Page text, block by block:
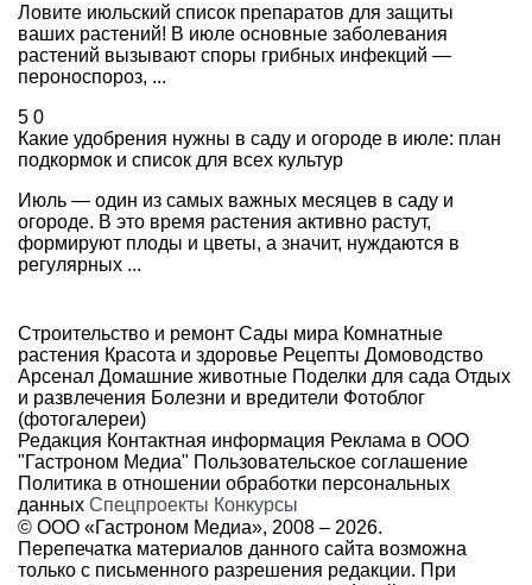
Ловите июльский список препаратов для защиты
ваших растений! В июле основные заболевания
растений вызывают споры грибных инфекций —
пероноспороз, ...
5 0
Какие удобрения нужны в саду и огороде в июле: план
подкормок и список для всех культур
Июль — один из самых важных месяцев в саду и
огороде. В это время растения активно растут,
формируют плоды и цветы, а значит, нуждаются в
регулярных ...
Строительство и ремонт Сады мира Комнатные
растения Красота и здоровье Рецепты Домоводство
Арсенал Домашние животные Поделки для сада Отдых
и развлечения Болезни и вредители Фотоблог
(фотогалереи)
Редакция Контактная информация Реклама в ООО
"Гастроном Медиа" Пользовательское соглашение
Политика в отношении обработки персональных
данных Спецпроекты Конкурсы
© ООО «Гастроном Медиа», 2008 – 2026.
Перепечатка материалов данного сайта возможна
только с письменного разрешения редакции. При